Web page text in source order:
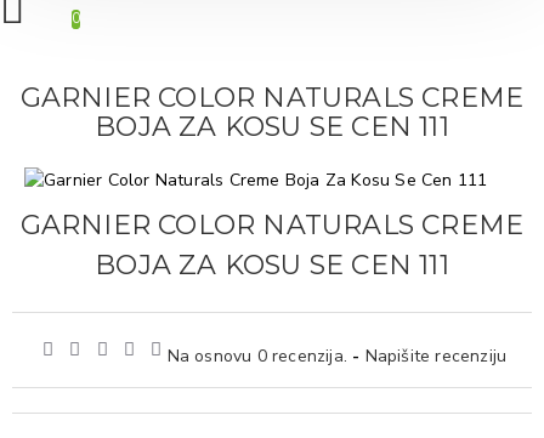
0
GARNIER COLOR NATURALS CREME
BOJA ZA KOSU SE CEN 111
GARNIER COLOR NATURALS CREME
BOJA ZA KOSU SE CEN 111
Na osnovu 0 recenzija. - Napišite recenziju